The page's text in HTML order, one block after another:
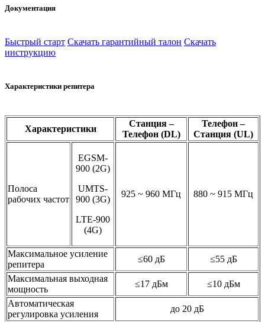
Документация
Быстрый старт Скачать гарантийный талон Скачать
инструкцию
Характеристики репитера
Характеристики
Станция –
Телефон (DL)
Телефон –
Станция (UL)
Полоса
рабочих частот
EGSM-
900 (2G)
UMTS-
900 (3G)
LTE-900
(4G)
925 ~ 960 МГц 880 ~ 915 МГц
Максимальное усиление
репитера
≤60 дБ
≤55 дБ
Максимальная выходная
мощность
≤17 дБм
≤10 дБм
Автоматическая
регулировка усиления
до 20 дБ